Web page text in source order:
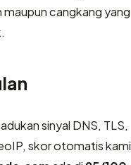
maupun cangkang yang
sinyal DNS, TLS,
skor otomatis kami